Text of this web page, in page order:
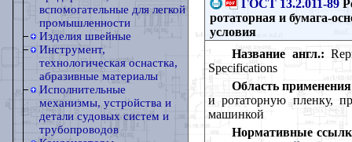
вспомогательные для легкой
промышленности
Изделия швейные
Инструмент,
технологическая оснастка,
абразивные материалы
Исполнительные
механизмы, устройства и
детали судовых систем и
трубопроводов
ГОСТ 13.2.011-89
ротаторная и бумага-
условия
Название англ.:
Specifications
Область
и ротаторную пленку,
машинкой
Нормативные